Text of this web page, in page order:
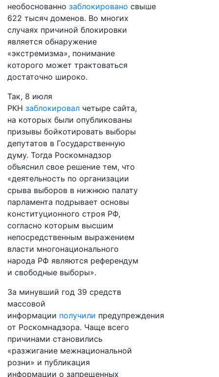
необоснованно заблокировано свыше
622 тысяч доменов. Во многих
случаях причиной блокировки
является обнаружение
«экстремизма», понимание
которого может трактоваться
достаточно широко.
Так, 8 июля
РКН заблокировал четыре сайта,
на которых были опубликованы
призывы бойкотировать выборы
депутатов в Государственную
думу. Тогда Роскомнадзор
объяснил свое решение тем, что
«деятельность по организации
срыва выборов в нижнюю палату
парламента подрывает основы
конституционного строя РФ,
согласно которым высшим
непосредственным выражением
власти многонационального
народа РФ являются референдум
и свободные выборы».
За минувший год 39 средств
массовой
информации получили предупреждения
от Роскомнадзора. Чаще всего
причинами становились
«разжигание межнациональной
розни» и публикация
информации о запрещенных